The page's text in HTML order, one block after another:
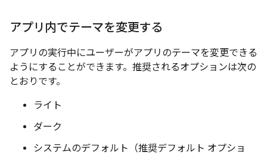
アプリ内でテーマを変更する
アプリの実行中にユーザーがアプリのテーマを変更できる
ようにすることができます。推奨されるオプションは次の
とおりです。
ライト
ダーク
システムのデフォルト（推奨デフォルト オプショ